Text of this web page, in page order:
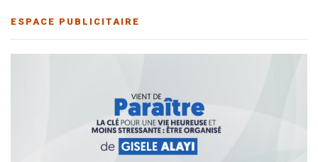
ESPACE PUBLICITAIRE